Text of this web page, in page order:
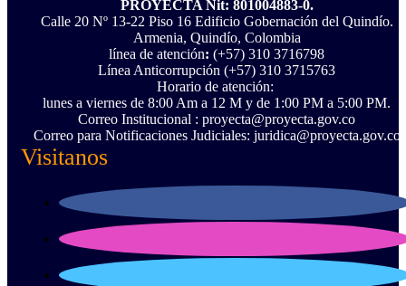
PROYECTA Nit: 801004883-0.
Calle 20 Nº 13-22 Piso 16 Edificio Gobernación del Quindío.
Armenia, Quindío, Colombia
línea de atención: (+57) 310 3716798
Línea Anticorrupción ‪(+57) 310 3715763‬
Horario de atención:
lunes a viernes de 8:00 Am a 12 M y de 1:00 PM a 5:00 PM.
Correo Institucional : proyecta@proyecta.gov.co
Correo para Notificaciones Judiciales: juridica@proyecta.gov.co
Visitanos